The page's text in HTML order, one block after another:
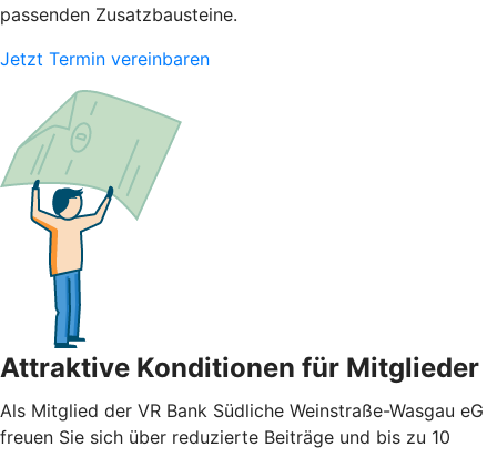
passenden Zusatzbausteine.
Jetzt Termin vereinbaren
Attraktive Konditionen für Mitglieder
Als Mitglied der VR Bank Südliche Weinstraße-Wasgau eG
freuen Sie sich über reduzierte Beiträge und bis zu 10